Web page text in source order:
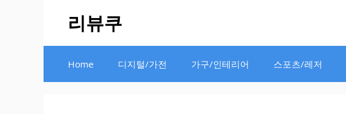
리뷰쿠
Home 디지털/가전 가구/인테리어 스포츠/레저